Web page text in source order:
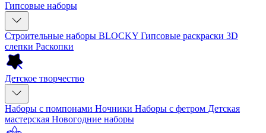
Гипсовые наборы
Строительные наборы BLOCKY Гипсовые раскраски 3D
слепки Раскопки
Детское творчество
Наборы с помпонами Ночники Наборы с фетром Детская
мастерская Новогодние наборы